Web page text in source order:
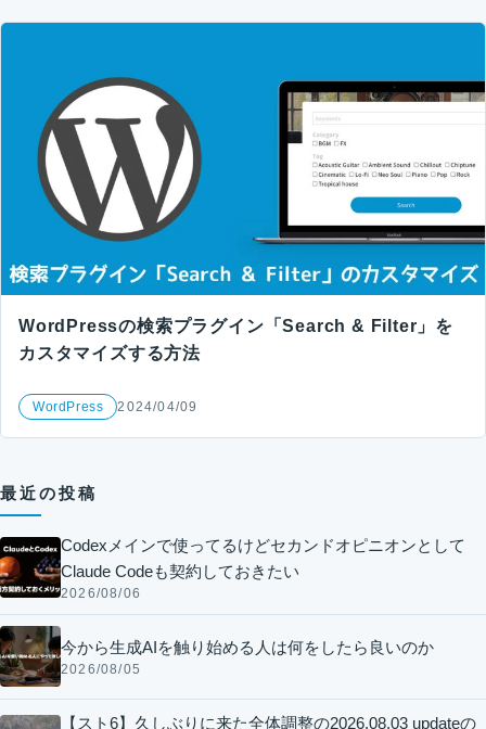
WordPressの検索プラグイン「Search & Filter」を
カスタマイズする方法
WordPress 2024/04/09
最近の投稿
Codexメインで使ってるけどセカンドオピニオンとして
Claude Codeも契約しておきたい
2026/08/06
今から生成AIを触り始める人は何をしたら良いのか
2026/08/05
【スト6】久しぶりに来た全体調整の2026.08.03 updateの